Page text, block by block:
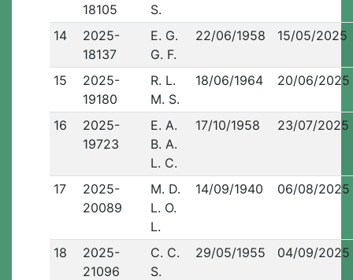
18105
S.
14
2025-
18137
E. G.
G. F.
22/06/1958 15/05/2025
15
2025-
19180
R. L.
M. S.
18/06/1964 20/06/2025
16
2025-
19723
E. A.
B. A.
L. C.
17/10/1958 23/07/2025
17
2025-
20089
M. D.
L. O.
L.
14/09/1940 06/08/2025
18
2025-
21096
C. C.
S.
29/05/1955 04/09/2025